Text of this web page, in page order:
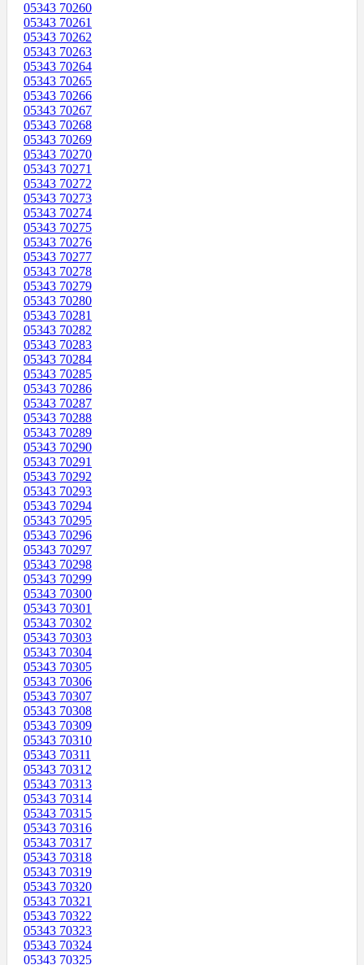
05343 70260
05343 70261
05343 70262
05343 70263
05343 70264
05343 70265
05343 70266
05343 70267
05343 70268
05343 70269
05343 70270
05343 70271
05343 70272
05343 70273
05343 70274
05343 70275
05343 70276
05343 70277
05343 70278
05343 70279
05343 70280
05343 70281
05343 70282
05343 70283
05343 70284
05343 70285
05343 70286
05343 70287
05343 70288
05343 70289
05343 70290
05343 70291
05343 70292
05343 70293
05343 70294
05343 70295
05343 70296
05343 70297
05343 70298
05343 70299
05343 70300
05343 70301
05343 70302
05343 70303
05343 70304
05343 70305
05343 70306
05343 70307
05343 70308
05343 70309
05343 70310
05343 70311
05343 70312
05343 70313
05343 70314
05343 70315
05343 70316
05343 70317
05343 70318
05343 70319
05343 70320
05343 70321
05343 70322
05343 70323
05343 70324
05343 70325